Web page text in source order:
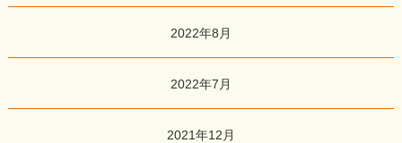
2022年8月
2022年7月
2021年12月